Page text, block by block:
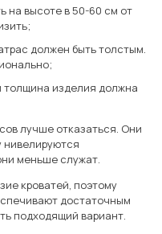
на высоте в 50-60 см от
должен быть толстым.
толщина изделия должна
лучше отказаться. Они
нивелируются
меньше служат.
кроватей, поэтому
достаточным
подходящий вариант.